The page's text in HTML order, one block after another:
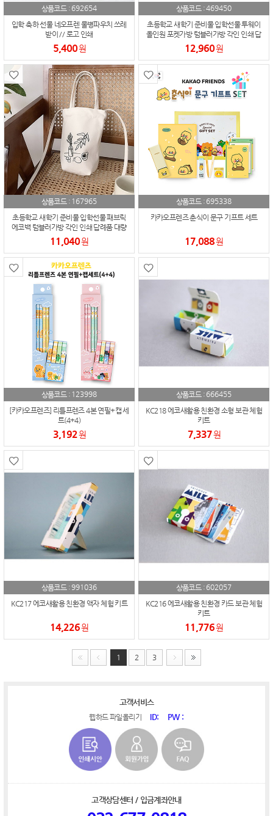
상품코드 : 692654
입학 축하 선물 네오프렌 물병파우치 쓰레
받이 // 로고 인쇄
5,400원
상품코드 :469450
초등학교 새학기 준비물 입학선물 투웨이
올인원 포켓가방 텀블러가방 각인 인쇄 답
례품 대량주문
12,960원
상품코드 : 167965
초등학교 새학기 준비물 입학선물 패브릭
에코백 텀블러가방 각인 인쇄 답례품 대량
주문
11,040원
상품코드 : 695338
카카오프렌즈 춘식이 문구 기프트 세트
17,088원
상품코드 : 123998
[카카오프렌즈] 리틀프렌즈 4본 연필+캡 세
트(4+4)
3,192원
상품코드 : 666455
KC218 에코새활용 친환경 소형 보관 체험
키트
7,337원
상품코드 :991036
KC217 에코새활용 친환경 액자 체험 키트
14,226원
상품코드 : 602057
KC216 에코새활용 친환경 카드 보관 체험
키트
11,776원
1 2 3
고객서비스
웹하드 파일올리기 ID: PW :
고객상담센터 / 입금계좌안내